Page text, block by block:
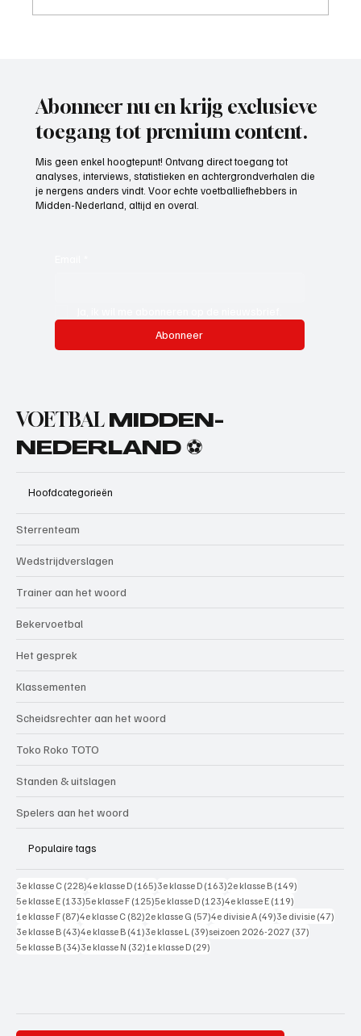
Abonneer nu en krijg exclusieve
toegang tot premium content.
Mis geen enkel hoogtepunt! Ontvang direct toegang tot
analyses, interviews, statistieken en achtergrondverhalen die
je nergens anders vindt. Voor echte voetballiefhebbers in
Midden-Nederland, altijd en overal.
Abonneer
VOETBAL MIDDEN-
NEDERLAND ⚽
Hoofdcategorieën
Sterrenteam
Wedstrijdverslagen
Trainer aan het woord
Bekervoetbal
Het gesprek
Klassementen
Scheidsrechter aan het woord
Toko Roko TOTO
Standen & uitslagen
Spelers aan het woord
Populaire tags
3e klasse C (228)228 posts
4e klasse D (165)165 posts
3e klasse D (163)163 posts
2e klasse B (149)
5e klasse E (133)133 posts
5e klasse F (125)125 posts
5e klasse D (123)123 posts
4e klasse E (119)
1e klasse F (87)87 posts
4e klasse C (82)82 posts
2e klasse G (57)57 posts
4e divisie A (49)49 posts
3e divisie (47)
3e klasse B (43)43 posts
4e klasse B (41)41 posts
3e klasse L (39)39 posts
seizoen 2026-2027 (37)
5e klasse B (34)34 posts
3e klasse N (32)32 posts
1e klasse D (29)